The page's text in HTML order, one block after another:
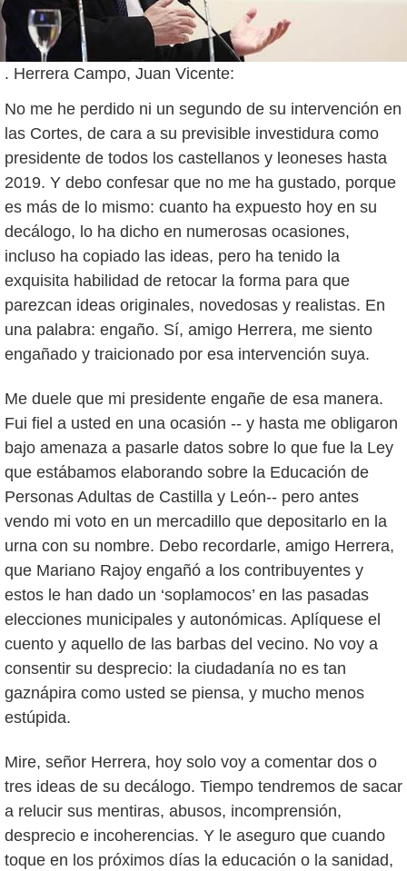
. Herrera Campo, Juan Vicente:
No me he perdido ni un segundo de su intervención en
las Cortes, de cara a su previsible investidura como
presidente de todos los castellanos y leoneses hasta
2019. Y debo confesar que no me ha gustado, porque
es más de lo mismo: cuanto ha expuesto hoy en su
decálogo, lo ha dicho en numerosas ocasiones,
incluso ha copiado las ideas, pero ha tenido la
exquisita habilidad de retocar la forma para que
parezcan ideas originales, novedosas y realistas. En
una palabra: engaño. Sí, amigo Herrera, me siento
engañado y traicionado por esa intervención suya.
Me duele que mi presidente engañe de esa manera.
Fui fiel a usted en una ocasión -- y hasta me obligaron
bajo amenaza a pasarle datos sobre lo que fue la Ley
que estábamos elaborando sobre la Educación de
Personas Adultas de Castilla y León-- pero antes
vendo mi voto en un mercadillo que depositarlo en la
urna con su nombre. Debo recordarle, amigo Herrera,
que Mariano Rajoy engañó a los contribuyentes y
estos le han dado un ‘soplamocos’ en las pasadas
elecciones municipales y autonómicas. Aplíquese el
cuento y aquello de las barbas del vecino. No voy a
consentir su desprecio: la ciudadanía no es tan
gaznápira como usted se piensa, y mucho menos
estúpida.
Mire, señor Herrera, hoy solo voy a comentar dos o
tres ideas de su decálogo. Tiempo tendremos de sacar
a relucir sus mentiras, abusos, incomprensión,
desprecio e incoherencias. Y le aseguro que cuando
toque en los próximos días la educación o la sanidad,